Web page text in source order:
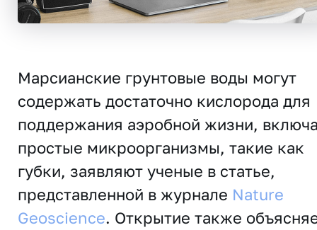
Марсианские грунтовые воды могут
содержать достаточно кислорода для
поддержания аэробной жизни,
простые микроорганизмы, такие как
губки, заявляют ученые в статье,
представленной в журнале Nature
Geoscience. Открытие также